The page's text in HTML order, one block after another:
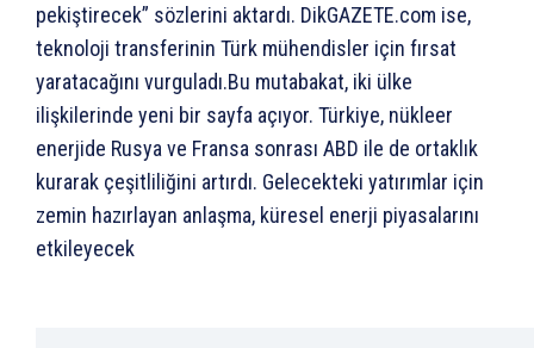
pekiştirecek” sözlerini aktardı. DikGAZETE.com ise,
teknoloji transferinin Türk mühendisler için fırsat
yaratacağını vurguladı.Bu mutabakat, iki ülke
ilişkilerinde yeni bir sayfa açıyor. Türkiye, nükleer
enerjide Rusya ve Fransa sonrası ABD ile de ortaklık
kurarak çeşitliliğini artırdı. Gelecekteki yatırımlar için
zemin hazırlayan anlaşma, küresel enerji piyasalarını
etkileyecek